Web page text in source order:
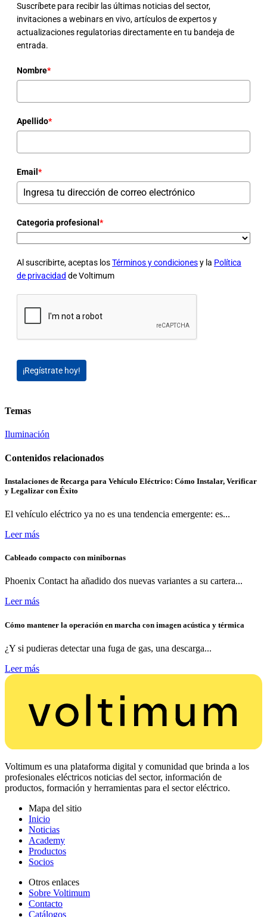
Suscríbete para recibir las últimas noticias del sector,
invitaciones a webinars en vivo, artículos de expertos y
actualizaciones regulatorias directamente en tu bandeja de
entrada.
Nombre*
Apellido*
Email *
Categoria profesional *
Al suscribirte, aceptas losTérminos y condicionesy la Política
de privacidad de Voltimum
¡Regístrate hoy!
Temas
Iluminación
Contenidos relacionados
Instalaciones de Recarga para Vehículo Eléctrico: Cómo Instalar, Verificar
y Legalizar con Éxito
El vehículo eléctrico ya no es una tendencia emergente: es...
Leer más
Cableado compacto con minibornas
Phoenix Contact ha añadido dos nuevas variantes a su cartera...
Leer más
Cómo mantener la operación en marcha con imagen acústica y térmica
¿Y si pudieras detectar una fuga de gas, una descarga...
Leer más
Voltimum es una plataforma digital y comunidad que brinda a los
profesionales eléctricos noticias del sector, información de
productos, formación y herramientas para el sector eléctrico.
Mapa del sitio
Inicio
Noticias
Academy
Productos
Socios
Otros enlaces
Sobre Voltimum
Contacto
Catálogos